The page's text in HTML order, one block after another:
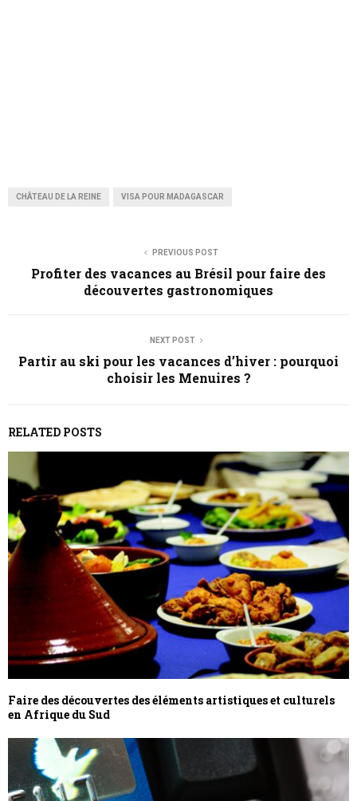
CHÂTEAU DE LA REINE VISA POUR MADAGASCAR
PREVIOUS POST
Profiter des vacances au Brésil pour faire des
découvertes gastronomiques
NEXT POST
Partir au ski pour les vacances d’hiver : pourquoi
choisir les Menuires ?
RELATED POSTS
Faire des découvertes des éléments artistiques et culturels
en Afrique du Sud